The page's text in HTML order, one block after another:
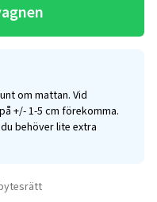
om mattan. Vid
+/- 1-5 cm förekomma.
behöver lite extra